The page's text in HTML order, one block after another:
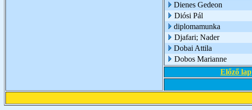
Dienes Gedeon
Diósi Pál
diplomamunka
Djafari; Nader
Dobai Attila
Dobos Marianne
Előző lap